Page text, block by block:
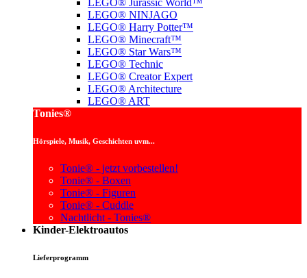
LEGO® Jurassic World™
LEGO® NINJAGO
LEGO® Harry Potter™
LEGO® Minecraft™
LEGO® Star Wars™
LEGO® Technic
LEGO® Creator Expert
LEGO® Architecture
LEGO® ART
Tonies®
Hörspiele, Musik, Geschichten uvm...
Tonie® - jetzt vorbestellen!
Tonie® - Boxen
Tonie® - Figuren
Tonie® - Cuddle
Nachtlicht - Tonies®
Kinder-Elektroautos
Lieferprogramm